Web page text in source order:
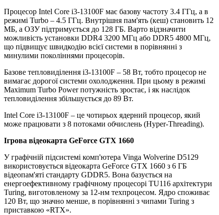
Процесор Intel Core i3-13100F має базову частоту 3.4 ГГц, а в
режимі Turbo – 4.5 ГГц. Внутрішня пам'ять (кеш) становить 12
МБ, а ОЗУ підтримується до 128 ГБ. Варто відзначити
можливість установки DDR4 3200 МГц або DDR5 4800 МГц,
що підвищує швидкодію всієї системи в порівнянні з
минулими поколіннями процесорів.
Базове тепловиділення i3-13100F – 58 Вт, тобто процесор не
вимагає дорогої системи охолодження. При цьому в режимі
Maximum Turbo Power потужність зростає, і як наслідок
тепловиділення збільшується до 89 Вт.
Intel Core i3-13100F – це чотирьох ядерний процесор, який
може працювати з 8 потоками обчислень (Hyper-Threading).
Ігрова відеокарта GeForce GTX 1660
У графічній підсистемі комп'ютера Vinga Wolverine D5129
використовується відеокарта GeForce GTX 1660 з 6 ГБ
відеопам'яті стандарту GDDR5. Вона базується на
енергоефективному графічному процесорі TU116 архітектури
Turing, виготовленому за 12-нм техпроцесом. Ядро споживає
120 Вт, що значно менше, в порівнянні з чипами Turing з
приставкою «RTX».